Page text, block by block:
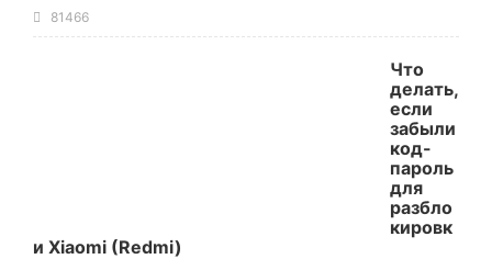
81466
Что
делать,
если
забыли
код-
пароль
для
разбло
кировк
и Xiaomi (Redmi)